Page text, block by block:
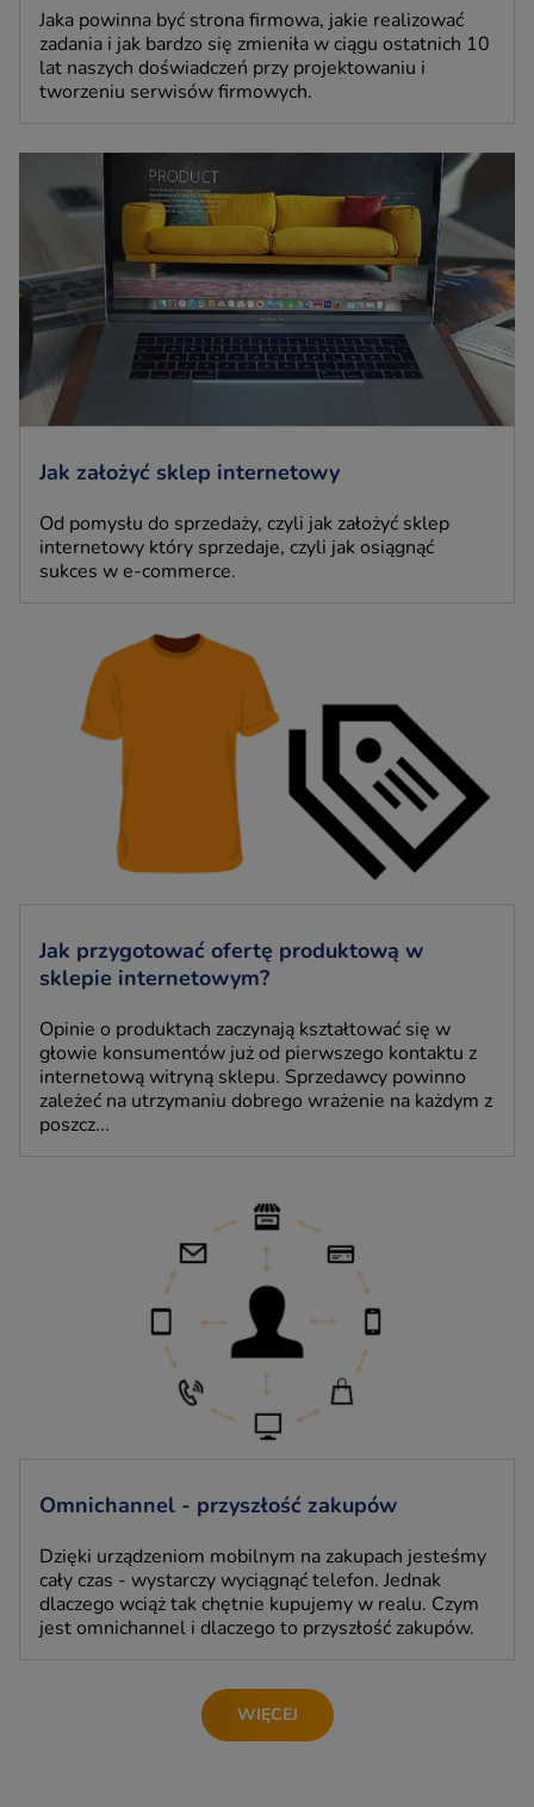
Jaka powinna być strona firmowa, jakie realizować
zadania i jak bardzo się zmieniła w ciągu ostatnich 10
lat naszych doświadczeń przy projektowaniu i
tworzeniu serwisów firmowych.
Jak założyć sklep internetowy
Od pomysłu do sprzedaży, czyli jak założyć sklep
internetowy który sprzedaje, czyli jak osiągnąć
sukces w e-commerce.
Jak przygotować ofertę produktową w
sklepie internetowym?
Opinie o produktach zaczynają kształtować się w
głowie konsumentów już od pierwszego kontaktu z
internetową witryną sklepu. Sprzedawcy powinno
zależeć na utrzymaniu dobrego wrażenie na każdym z
poszcz...
Omnichannel - przyszłość zakupów
Dzięki urządzeniom mobilnym na zakupach jesteśmy
cały czas - wystarczy wyciągnąć telefon. Jednak
dlaczego wciąż tak chętnie kupujemy w realu. Czym
jest omnichannel i dlaczego to przyszłość zakupów.
WIĘCEJ